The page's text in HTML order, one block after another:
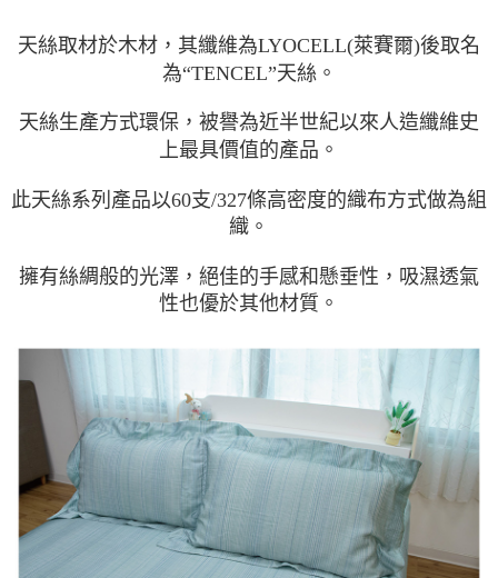
天絲取材於木材，其纖維為LYOCELL(萊賽爾)後取名
為“TENCEL”天絲。
天絲生產方式環保，被譽為近半世紀以來人造纖維史
上最具價值的產品。
此天絲系列產品以60支/327條高密度的織布方式做為組
織。
擁有絲綢般的光澤，絕佳的手感和懸垂性，吸濕透氣
性也優於其他材質。